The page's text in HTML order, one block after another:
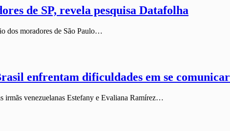
de SP, revela pesquisa Datafolha
dos moradores de São Paulo…
enfrentam dificuldades em se
irmãs venezuelanas Estefany e Evaliana Ramírez…